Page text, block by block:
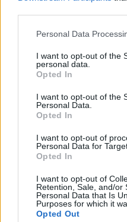
Personal Data
I want to opt-out of the
personal data.
Opted In
I want to opt-out of the
Personal Data.
Opted In
I want to opt-out of
Personal Data for
Opted In
I want to opt-out of
Retention, Sale, and/or
Personal Data that Is
Purposes for which it
Opted Out
muszę przyznać, że
mediów
stosunku do moich
bardzo twardy,
składu, co
miało miejsce z dobrych
rzeczami się nie
także pod wątpliwość.
do punktu, z którego już
zostałem wrzucony. Ale
W tej sytuacji skład
następująco: